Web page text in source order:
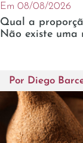
Em 08/08/2026
Qual a
Não existe uma
Por Diego